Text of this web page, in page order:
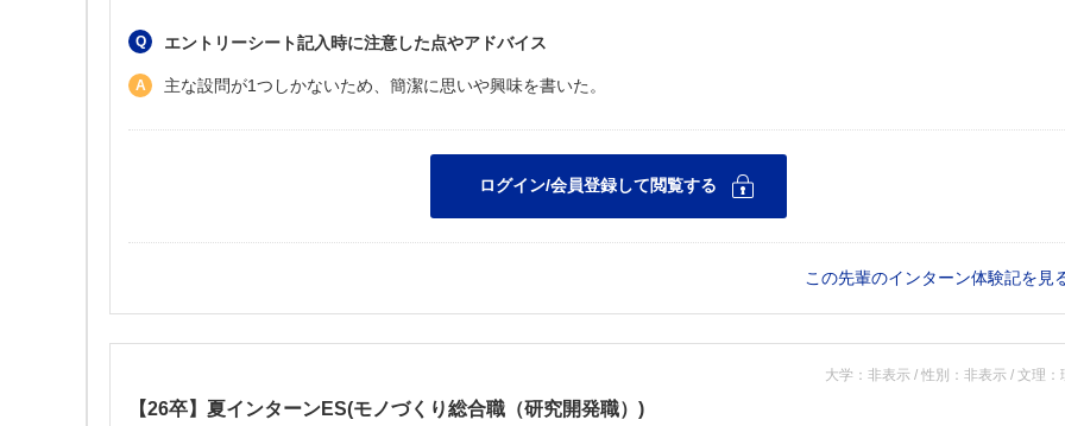
エントリーシート記入時に注意した点やアドバイス
主な設問が1つしかないため、簡潔に思いや興味を書いた。
この先輩のインターン体験記を見
大学：非表示 / 性別：非表示 / 文理：
【26卒】夏インターンES(モノづくり総合職（研究開発職）)